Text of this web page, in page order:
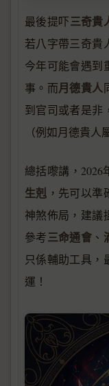
最後提吓三奇貴
若八字帶三奇貴
今年可能會遇到
事。而月德貴人
到官司或者是非
（例如月德貴人
總括嚟講，2026
生剋 ，先可以
神煞佈局，建議
參考三命通會 、
只係輔助工具，
運！